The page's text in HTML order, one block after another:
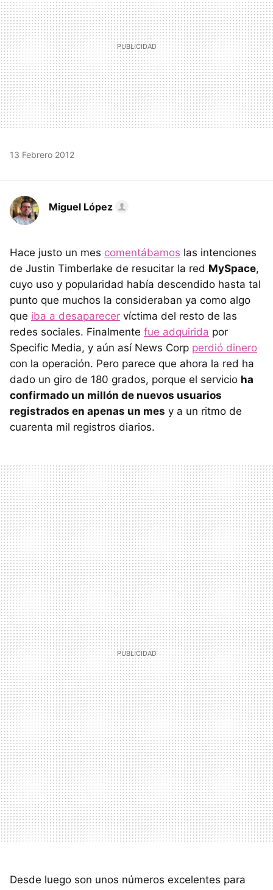
13 Febrero 2012
Miguel López
Hace justo un mes comentábamos las intenciones
de Justin Timberlake de resucitar la red MySpace,
cuyo uso y popularidad había descendido hasta tal
punto que muchos la consideraban ya como algo
que iba a desaparecer víctima del resto de las
redes sociales. Finalmente fue adquirida por
Specific Media, y aún así News Corp perdió dinero
con la operación. Pero parece que ahora la red ha
dado un giro de 180 grados, porque el servicio ha
confirmado un millón de nuevos usuarios
registrados en apenas un mes y a un ritmo de
cuarenta mil registros diarios.
Desde luego son unos números excelentes para